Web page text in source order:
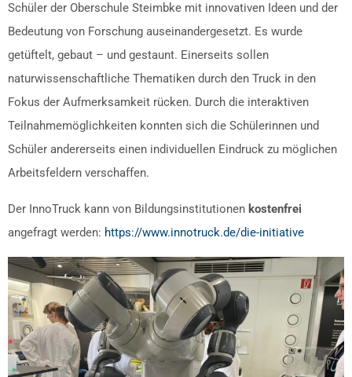
Schüler der Oberschule Steimbke mit innovativen Ideen und der
Bedeutung von Forschung auseinandergesetzt. Es wurde
getüftelt, gebaut – und gestaunt. Einerseits sollen
naturwissenschaftliche Thematiken durch den Truck in den
Fokus der Aufmerksamkeit rücken. Durch die interaktiven
Teilnahmemöglichkeiten konnten sich die Schülerinnen und
Schüler andererseits einen individuellen Eindruck zu möglichen
Arbeitsfeldern verschaffen.
Der InnoTruck kann von Bildungsinstitutionen kostenfrei
angefragt werden: https://www.innotruck.de/die-initiative